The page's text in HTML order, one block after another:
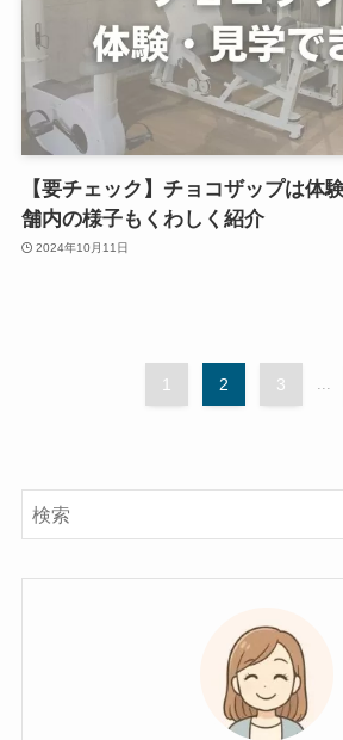
【要チェック】チョコザップは体
舗内の様子もくわしく紹介
2024年10月11日
1 2 3